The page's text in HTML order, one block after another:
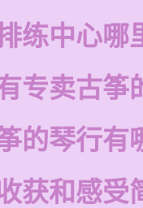
练中心哪
专卖古筝
的琴行有
获和感受